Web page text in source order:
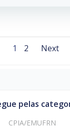
Posts
Page
1 Page
2 Next
pelas
CPIA/EMUFRN